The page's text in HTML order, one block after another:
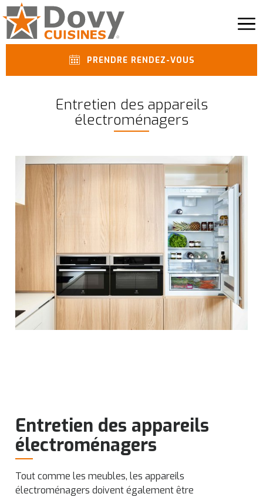
PRENDRE RENDEZ-VOUS
Entretien des appareils
électroménagers
Entretien des appareils
électroménagers
Tout comme les meubles, les appareils
électroménagers doivent également être